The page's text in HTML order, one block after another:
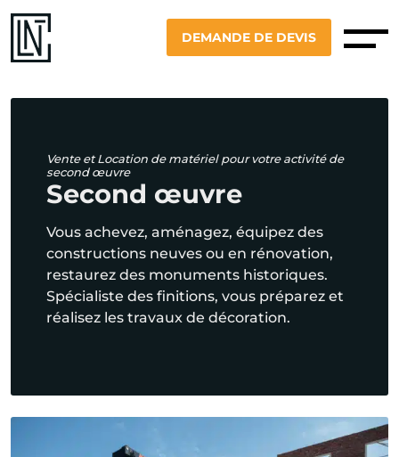
DEMANDE DE DEVIS
Vente et Location de matériel pour votre activité de
second œuvre
Second œuvre
Vous achevez, aménagez, équipez des
constructions neuves ou en rénovation,
restaurez des monuments historiques.
Spécialiste des finitions, vous préparez et
réalisez les travaux de décoration.